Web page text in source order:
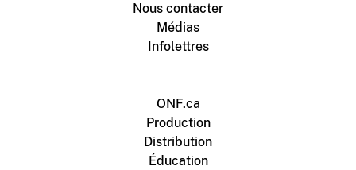
Nous contacter
Médias
Infolettres
ONF.ca
Production
Distribution
Éducation